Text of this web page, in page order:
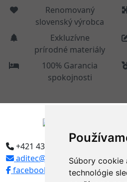
Súbory cookie
technológie
Renomovaný
slovenský výrobca
Exkluzívne
prírodné materiály
100% Garancia
spokojnosti
+421 43 5594304
aditec@aditec.sk
facebook